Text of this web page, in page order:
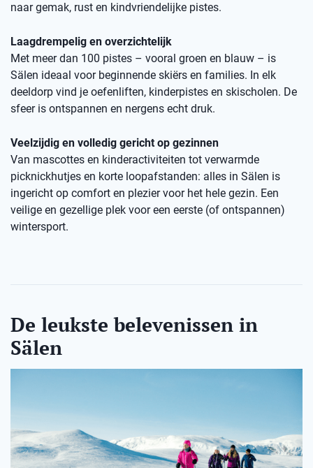
naar gemak, rust en kindvriendelijke pistes.
Laagdrempelig en overzichtelijk
Met meer dan 100 pistes – vooral groen en blauw – is
Sälen ideaal voor beginnende skiërs en families. In elk
deeldorp vind je oefenliften, kinderpistes en skischolen. De
sfeer is ontspannen en nergens echt druk.
Veelzijdig en volledig gericht op gezinnen
Van mascottes en kinderactiviteiten tot verwarmde
picknickhutjes en korte loopafstanden: alles in Sälen is
ingericht op comfort en plezier voor het hele gezin. Een
veilige en gezellige plek voor een eerste (of ontspannen)
wintersport.
De leukste belevenissen in
Sälen